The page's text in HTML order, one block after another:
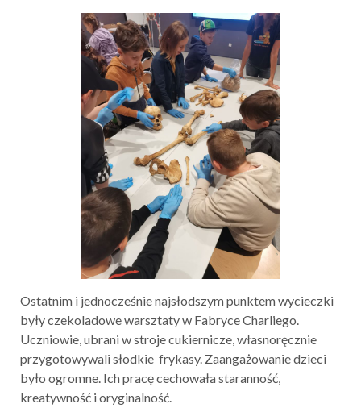
Ostatnim i jednocześnie najsłodszym punktem wycieczki
były czekoladowe warsztaty w Fabryce Charliego.
Uczniowie, ubrani w stroje cukiernicze, własnoręcznie
przygotowywali słodkie frykasy. Zaangażowanie dzieci
było ogromne. Ich pracę cechowała staranność,
kreatywność i oryginalność.